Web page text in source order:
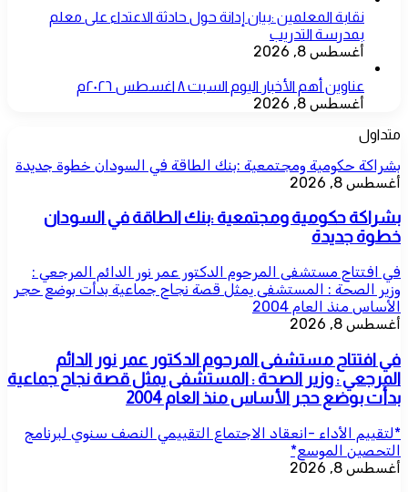
نقابة المعلمين :بيان إدانة حول حادثة الاعتداء على معلم
بمدرسة التدريب
أغسطس 8, 2026
عناوين أهم الأخبار اليوم السبت ٨ اغسطس ٢٠٢٦م
أغسطس 8, 2026
متداول
بشراكة حكومية ومجتمعية :بنك الطاقة في السودان خطوة جديدة
أغسطس 8, 2026
بشراكة حكومية ومجتمعية :بنك الطاقة في السودان
خطوة جديدة
في افتتاح مستشفى المرحوم الدكتور عمر نور الدائم المرجعي :
وزير الصحة : المستشفى يمثل قصة نجاح جماعية بدأت بوضع حجر
الأساس منذ العام 2004
أغسطس 8, 2026
في افتتاح مستشفى المرحوم الدكتور عمر نور الدائم
المرجعي : وزير الصحة : المستشفى يمثل قصة نجاح جماعية
بدأت بوضع حجر الأساس منذ العام 2004
*لتقييم الأداء -انعقاد الاجتماع التقييمي النصف سنوي لبرنامج
التحصين الموسع*
أغسطس 8, 2026